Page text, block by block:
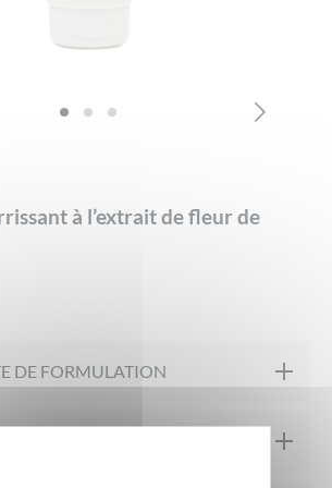
à l’extrait de fleur de
DE FORMULATION
contrôle pharmaceutique
DÉTAILS